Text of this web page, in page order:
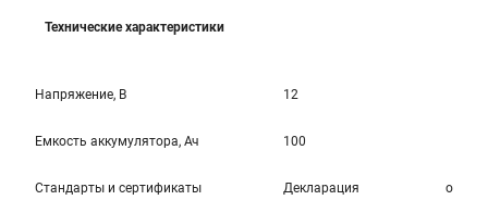
Технические характеристики
Напряжение, В 12
Емкость аккумулятора, Ач 100
Стандарты и сертификаты
Декларация о